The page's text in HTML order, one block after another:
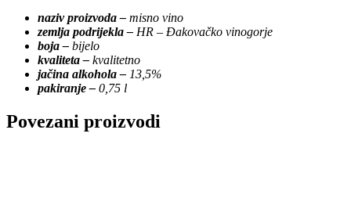
naziv proizvoda – misno vino
zemlja podrijekla – HR – Đakovačko vinogorje
boja – bijelo
kvaliteta – kvalitetno
jačina alkohola – 13,5%
pakiranje – 0,75 l
Povezani proizvodi